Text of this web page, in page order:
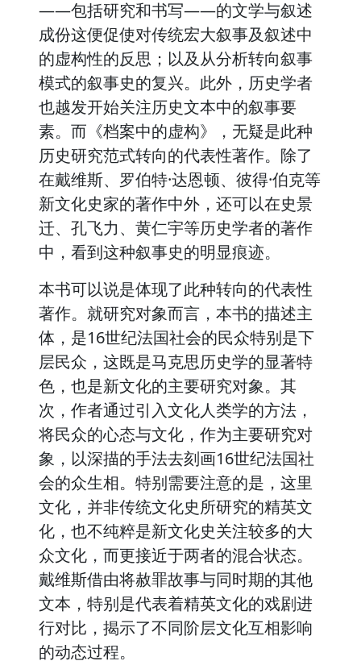
——包括研究和书写——的文学与叙述
成份这便促使对传统宏大叙事及叙述中
的虚构性的反思；以及从分析转向叙事
模式的叙事史的复兴。此外，历史学者
也越发开始关注历史文本中的叙事要
素。而《档案中的虚构》，无疑是此种
历史研究范式转向的代表性著作。除了
在戴维斯、罗伯特·达恩顿、彼得·伯克等
新文化史家的著作中外，还可以在史景
迁、孔飞力、黄仁宇等历史学者的著作
中，看到这种叙事史的明显痕迹。
本书可以说是体现了此种转向的代表性
著作。就研究对象而言，本书的描述主
体，是16世纪法国社会的民众特别是下
层民众，这既是马克思历史学的显著特
色，也是新文化的主要研究对象。其
次，作者通过引入文化人类学的方法，
将民众的心态与文化，作为主要研究对
象，以深描的手法去刻画16世纪法国社
会的众生相。特别需要注意的是，这里
文化，并非传统文化史所研究的精英文
化，也不纯粹是新文化史关注较多的大
众文化，而更接近于两者的混合状态。
戴维斯借由将赦罪故事与同时期的其他
文本，特别是代表着精英文化的戏剧进
行对比，揭示了不同阶层文化互相影响
的动态过程。